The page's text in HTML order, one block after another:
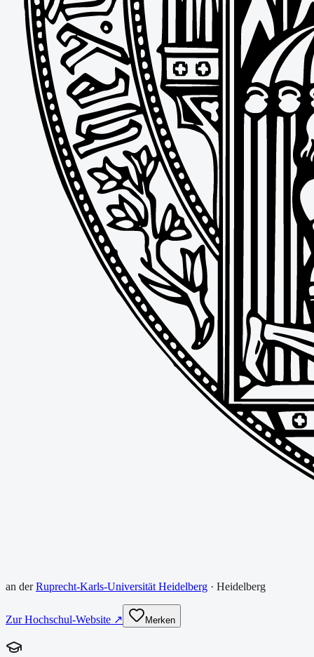
an derRuprecht-Karls-Universität Heidelberg · Heidelberg
Zur Hochschul-Website ↗ Merken